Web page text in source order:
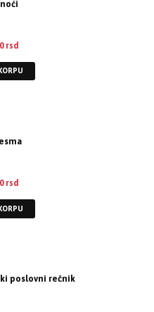
rsd
rsd
poslovni rečnik